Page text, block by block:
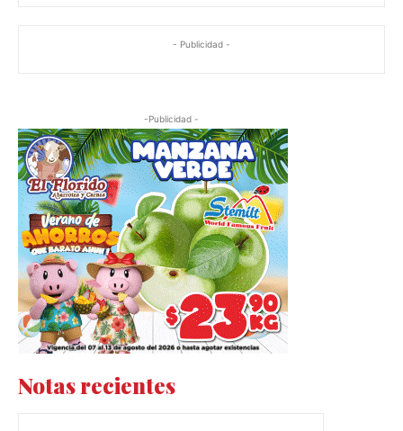
- Publicidad -
-Publicidad -
Notas recientes